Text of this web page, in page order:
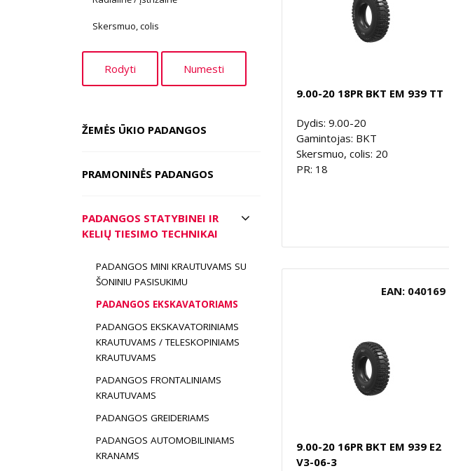
Skersmuo, colis
ŽEMĖS ŪKIO PADANGOS
PRAMONINĖS PADANGOS
PADANGOS STATYBINEI IR
KELIŲ TIESIMO TECHNIKAI
PADANGOS MINI KRAUTUVAMS SU
ŠONINIU PASISUKIMU
PADANGOS EKSKAVATORIAMS
PADANGOS EKSKAVATORINIAMS
KRAUTUVAMS / TELESKOPINIAMS
KRAUTUVAMS
PADANGOS FRONTALINIAMS
KRAUTUVAMS
PADANGOS GREIDERIAMS
PADANGOS AUTOMOBILINIAMS
KRANAMS
9.00-20 18PR BKT EM 939 TT
Dydis: 9.00-20
Gamintojas: BKT
Skersmuo, colis: 20
PR: 18
EAN: 040169
9.00-20 16PR BKT EM 939 E2
V3-06-3